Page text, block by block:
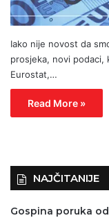
Iako nije novost da
prosjeka, novi podaci,
Eurostat,…
Read More »
NAJČITANIJE
Gospina poruka